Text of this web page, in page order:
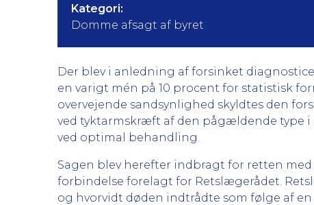
Kategori:
Domme afsagt af byret
Der blev i anledning af forsinket
en varigt mén på 10 procent for statistisk
overvejende sandsynlighed skyldtes den
ved tyktarmskræft af den pågældende type i
ved optimal behandling.
Sagen blev herefter indbragt for retten
forbindelse forelagt for Retslægerådet.
og hvorvidt døden indtrådte som følge af